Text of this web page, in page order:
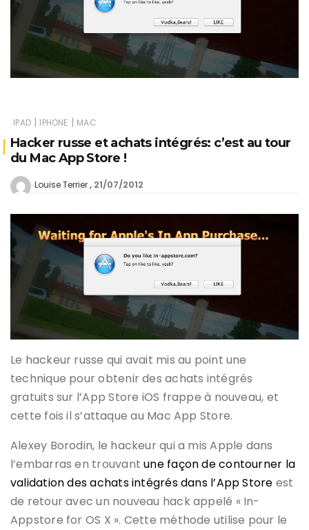
IPAD | IPHONE | MAC
Hacker russe et achats intégrés: c’est au tour
du Mac App Store !
Louise Terrier 21/07/2012
Le hackeur russe qui avait mis au point une
technique pour obtenir des achats intégrés
gratuits sur l’App Store iOS frappe à nouveau, et
cette fois il s’attaque au Mac App Store.
Alexey Borodin, le hackeur qui a mis Apple dans
l’embarras en trouvantune façon de contourner la
validation des achats intégrés dans l’App Store est
de retour avec un nouveau hack appelé « In-
Appstore for OS X ». Cette méthode utilise pour le